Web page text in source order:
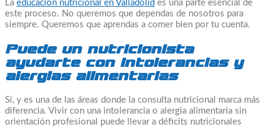
La educación nutricional en Valladolid es una parte esencial de
este proceso. No queremos que dependas de nosotros para
siempre. Queremos que aprendas a comer bien por tu cuenta.
Puede un nutricionista
ayudarte con intolerancias y
alergias alimentarias
Sí, y es una de las áreas donde la consulta nutricional marca más
diferencia. Vivir con una intolerancia o alergia alimentaria sin
orientación profesional puede llevar a déficits nutricionales